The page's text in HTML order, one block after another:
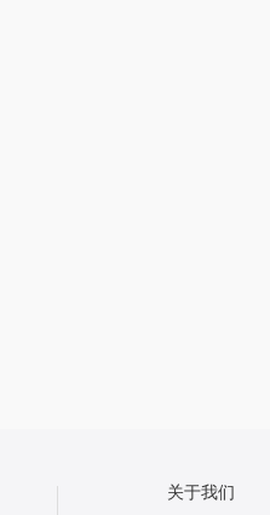
关于我们